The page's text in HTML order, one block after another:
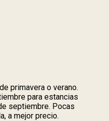
primavera o verano.
para estancias
septiembre. Pocas
a mejor precio.